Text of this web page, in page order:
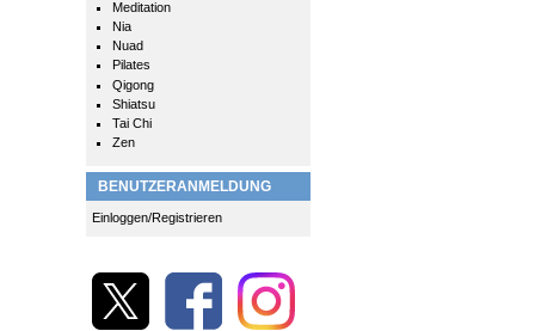
Meditation
Nia
Nuad
Pilates
Qigong
Shiatsu
Tai Chi
Zen
BENUTZERANMELDUNG
Einloggen/Registrieren